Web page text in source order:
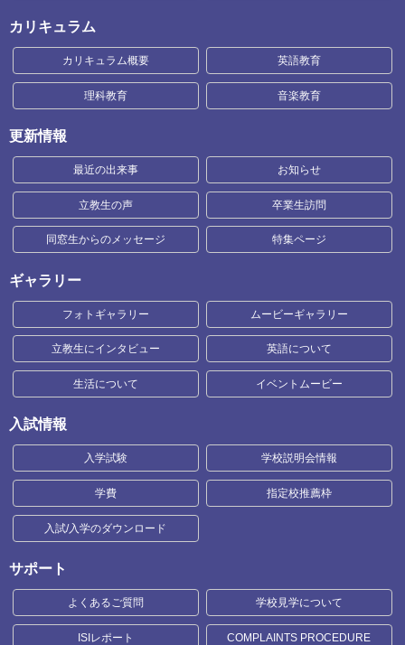
カリキュラム
カリキュラム概要 英語教育
理科教育 音楽教育
更新情報
最近の出来事 お知らせ
立教生の声 卒業生訪問
同窓生からのメッセージ 特集ページ
ギャラリー
フォトギャラリー ムービーギャラリー
立教生にインタビュー 英語について
生活について イベントムービー
入試情報
入学試験 学校説明会情報
学費 指定校推薦枠
入試/入学のダウンロード
サポート
よくあるご質問 学校見学について
ISIレポート COMPLAINTS PROCEDURE